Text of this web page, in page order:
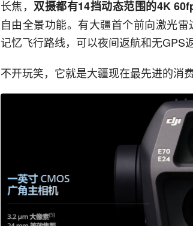
长焦， 双摄都有14挡动态范围的4K
自由全景功能。有大疆首个前向激光
记忆飞行路线，可以夜间返航和无GPS返
不开玩笑，它就是大疆现在最先进的消